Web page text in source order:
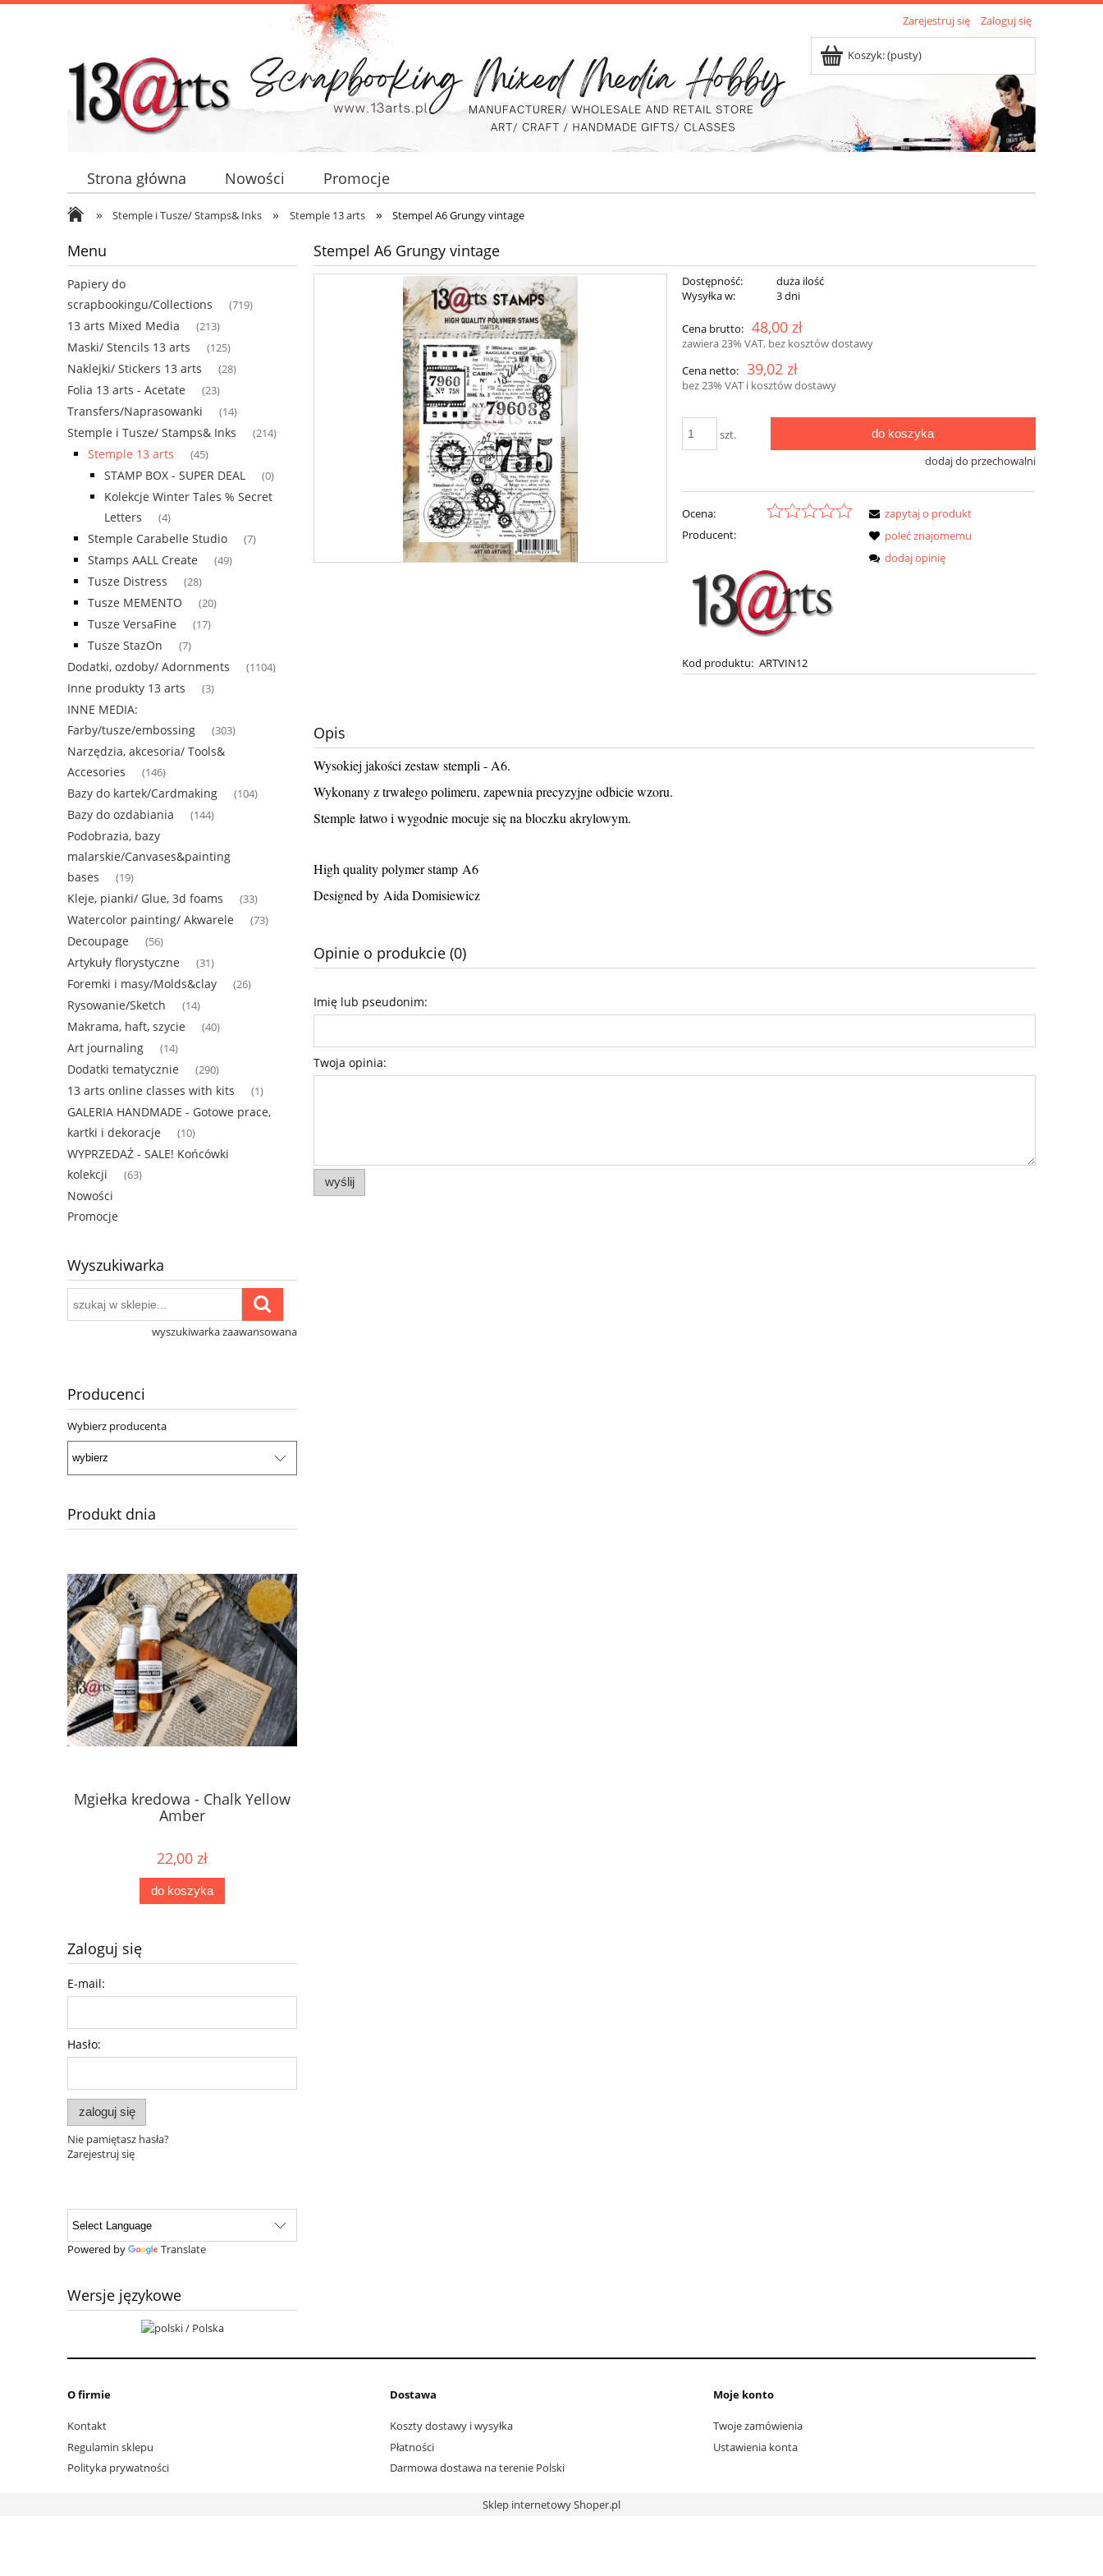
Zarejestruj się Zaloguj się
Koszyk:(pusty)
Strona główna Nowości Promocje
» Stemple i Tusze/ Stamps& Inks » Stemple 13 arts » Stempel A6 Grungy vintage
Menu
Papiery do
scrapbookingu/Collections
(719)
13 arts Mixed Media (213)
Maski/ Stencils 13 arts (125)
Naklejki/ Stickers 13 arts (28)
Folia 13 arts - Acetate (23)
Transfers/Naprasowanki (14)
Stemple i Tusze/ Stamps& Inks (214)
Stemple 13 arts (45)
STAMP BOX - SUPER DEAL (0)
Kolekcje Winter Tales % Secret
Letters
(4)
Stemple Carabelle Studio (7)
Stamps AALL Create (49)
Tusze Distress (28)
Tusze MEMENTO (20)
Tusze VersaFine (17)
Tusze StazOn (7)
Dodatki, ozdoby/ Adornments (1104)
Inne produkty 13 arts (3)
INNE MEDIA:
Farby/tusze/embossing
(303)
Narzędzia, akcesoria/ Tools&
Accesories
(146)
Bazy do kartek/Cardmaking (104)
Bazy do ozdabiania (144)
Podobrazia, bazy
malarskie/Canvases&painting
bases
(19)
Kleje, pianki/ Glue, 3d foams (33)
Watercolor painting/ Akwarele (73)
Decoupage (56)
Artykuły florystyczne (31)
Foremki i masy/Molds&clay (26)
Rysowanie/Sketch (14)
Makrama, haft, szycie (40)
Art journaling (14)
Dodatki tematycznie (290)
13 arts online classes with kits (1)
GALERIA HANDMADE - Gotowe prace,
kartki i dekoracje
(10)
WYPRZEDAŻ - SALE! Końcówki
kolekcji
(63)
Nowości
Promocje
Wyszukiwarka
wyszukiwarka zaawansowana
Producenci
Wybierz producenta
Produkt dnia
Mgiełka kredowa - Chalk Yellow
Amber
22,00 zł
do koszyka
Zaloguj się
E-mail:
Hasło:
zaloguj się
Nie pamiętasz hasła?
Zarejestruj się
Powered by Translate
Wersje językowe
Stempel A6 Grungy vintage
Dostępność:
duża ilość
Wysyłka w:
3 dni
Cena brutto: 48,00 zł
zawiera 23% VAT, bez kosztów dostawy
Cena netto: 39,02 zł
bez 23% VAT i kosztów dostawy
szt. do koszyka
dodaj do przechowalni
Ocena:
Producent:
Kod produktu: ARTVIN12
zapytaj o produkt
poleć znajomemu
dodaj opinię
Opis
Wysokiej jakości zestaw stempli - A6.
Wykonany z trwałego polimeru, zapewnia precyzyjne odbicie wzoru.
Stemple łatwo i wygodnie mocuje się na bloczku akrylowym.
High quality polymer stamp A6
Designed by Aida Domisiewicz
Opinie o produkcie (0)
Imię lub pseudonim:
Twoja opinia:
wyślij
O firmie
Kontakt
Regulamin sklepu
Polityka prywatności
Dostawa
Koszty dostawy i wysyłka
Płatności
Darmowa dostawa na terenie Polski
Moje konto
Twoje zamówienia
Ustawienia konta
Sklep internetowy Shoper.pl